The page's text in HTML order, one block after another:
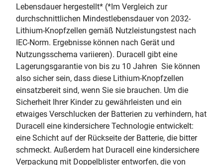
Lebensdauer hergestellt* (*Im Vergleich zur
durchschnittlichen Mindestlebensdauer von 2032-
Lithium-Knopfzellen gemäß Nutzleistungstest nach
IEC-Norm. Ergebnisse können nach Gerät und
Nutzungsschema variieren). Duracell gibt eine
Lagerungsgarantie von bis zu 10 Jahren  Sie können
also sicher sein, dass diese Lithium-Knopfzellen
einsatzbereit sind, wenn Sie sie brauchen. Um die
Sicherheit Ihrer Kinder zu gewährleisten und ein
etwaiges Verschlucken der Batterien zu verhindern, hat
Duracell eine kindersichere Technologie entwickelt:
eine Schicht auf der Rückseite der Batterie, die bitter
schmeckt. Außerdem hat Duracell eine kindersichere
Verpackung mit Doppelblister entworfen, die von